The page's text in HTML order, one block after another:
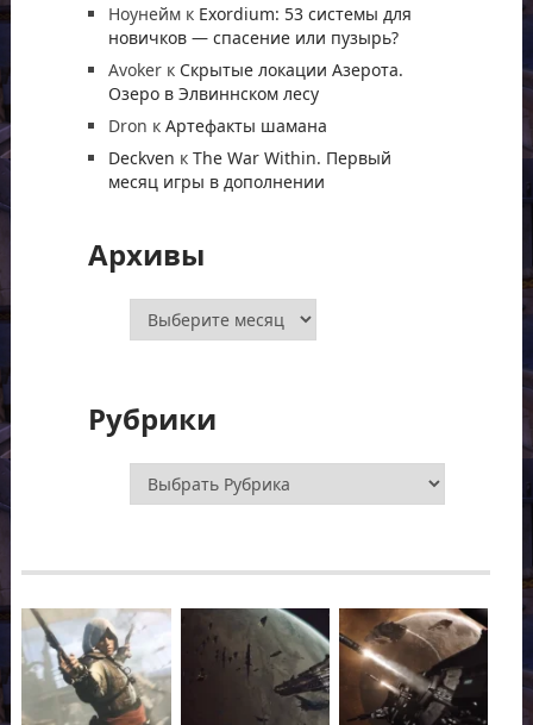
Ноунеймк Exordium: 53 системы для
новичков — спасение или пузырь?
Avokerк Скрытые локации Азерота.
Озеро в Элвиннском лесу
Dron к Артефакты шамана
Deckven к The War Within. Первый
месяц игры в дополнении
Архивы
Архивы
Рубрики
Рубрики